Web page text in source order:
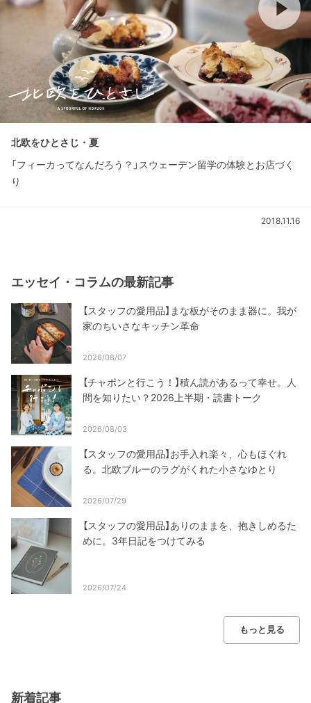
北欧をひとさじ・夏
「フィーカってなんだろう？」スウェーデン留学の体験とお店づく
り
2018.11.16
エッセイ・コラムの最新記事
【スタッフの愛用品】まな板がそのまま器に。我が
家のちいさなキッチン革命
2026/08/07
【チャポンと行こう！】積ん読があるって幸せ。人
間を知りたい？2026上半期・読書トーク
2026/08/03
【スタッフの愛用品】お手入れ楽々、心もほぐれ
る。北欧ブルーのラグがくれた小さなゆとり
2026/07/29
【スタッフの愛用品】ありのままを、抱きしめるた
めに。3年日記をつけてみる
2026/07/24
もっと見る
新着記事